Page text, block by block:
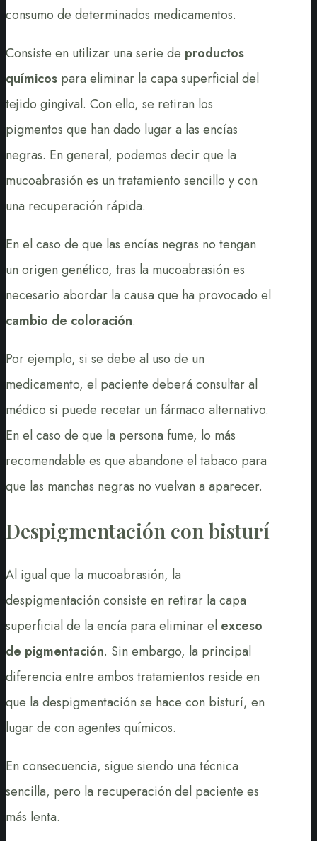
consumo de determinados medicamentos.
Consiste en utilizar una serie de productos
químicos para eliminar la capa superficial del
tejido gingival. Con ello, se retiran los
pigmentos que han dado lugar a las encías
negras. En general, podemos decir que la
mucoabrasión es un tratamiento sencillo y con
una recuperación rápida.
En el caso de que las encías negras no tengan
un origen genético, tras la mucoabrasión es
necesario abordar la causa que ha provocado el
cambio de coloración.
Por ejemplo, si se debe al uso de un
medicamento, el paciente deberá consultar al
médico si puede recetar un fármaco alternativo.
En el caso de que la persona fume, lo más
recomendable es que abandone el tabaco para
que las manchas negras no vuelvan a aparecer.
Despigmentación con bisturí
Al igual que la mucoabrasión, la
despigmentación consiste en retirar la capa
superficial de la encía para eliminar el exceso
de pigmentación. Sin embargo, la principal
diferencia entre ambos tratamientos reside en
que la despigmentación se hace con bisturí, en
lugar de con agentes químicos.
En consecuencia, sigue siendo una técnica
sencilla, pero la recuperación del paciente es
más lenta.